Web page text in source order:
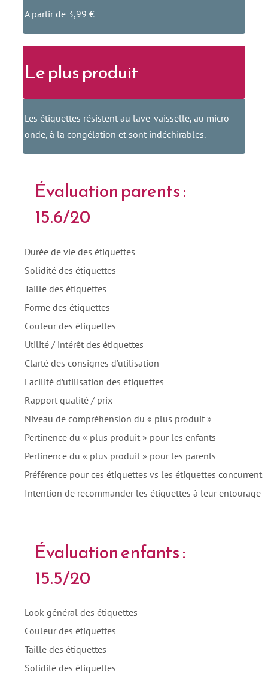
A partir de 3,99 €
Le plus produit
Les étiquettes résistent au lave-vaisselle, au micro-
onde, à la congélation et sont indéchirables.
Évaluation parents :
15.6/20
Durée de vie des étiquettes
Solidité des étiquettes
Taille des étiquettes
Forme des étiquettes
Couleur des étiquettes
Utilité / intérêt des étiquettes
Clarté des consignes d’utilisation
Facilité d’utilisation des étiquettes
Rapport qualité / prix
Niveau de compréhension du « plus produit »
Pertinence du « plus produit » pour les enfants
Pertinence du « plus produit » pour les parents
Préférence pour ces étiquettes vs les étiquettes concurrents
Intention de recommander les étiquettes à leur entourage
Évaluation enfants :
15.5/20
Look général des étiquettes
Couleur des étiquettes
Taille des étiquettes
Solidité des étiquettes